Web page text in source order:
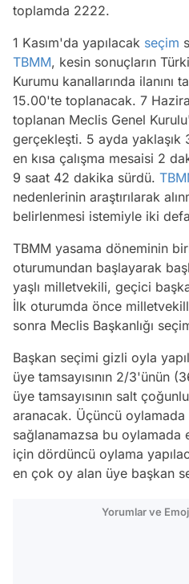
toplamda 2222.
1 Kasım'da yapılacak seçim
TBMM, kesin sonuçların
Kurumu kanallarında
15.00'te toplanacak. 7
toplanan Meclis Genel
gerçekleşti. 5 ayda yaklaşık
en kısa çalışma mesaisi 2
9 saat 42 dakika sürdü.
nedenlerinin araştırılarak
belirlenmesi istemiyle iki
TBMM yasama döneminin
oturumundan başlayarak
yaşlı milletvekili, geçici
İlk oturumda önce
sonra Meclis Başkanlığı
Başkan seçimi gizli oyla
üye tamsayısının 2/3'ünün
üye tamsayısının salt
aranacak. Üçüncü
sağlanamazsa bu
için dördüncü oylama
en çok oy alan üye başkan
Yorumlar ve